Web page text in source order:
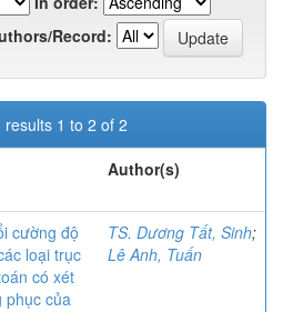
Record:
results 1 to 2 of 2
Author(s)
cường độ
loại trục
có xét
phục của
TS. Dương Tất, Sinh;
Lê Anh, Tuấn